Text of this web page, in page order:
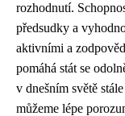
rozhodnutí.
předsudky a
aktivními a
pomáhá stát se
v dnešním světě
můžeme lépe